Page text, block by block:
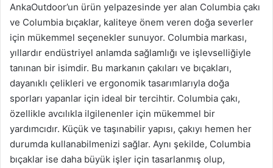
AnkaOutdoor’un ürün yelpazesinde yer alan Columbia çakı
ve Columbia bıçaklar, kaliteye önem veren doğa severler
için mükemmel seçenekler sunuyor. Columbia markası,
yıllardır endüstriyel anlamda sağlamlığı ve işlevselliğiyle
tanınan bir isimdir. Bu markanın çakıları ve bıçakları,
dayanıklı çelikleri ve ergonomik tasarımlarıyla doğa
sporları yapanlar için ideal bir tercihtir. Columbia çakı,
özellikle avcılıkla ilgilenenler için mükemmel bir
yardımcıdır. Küçük ve taşınabilir yapısı, çakıyı hemen her
durumda kullanabilmenizi sağlar. Aynı şekilde, Columbia
bıçaklar ise daha büyük işler için tasarlanmış olup,